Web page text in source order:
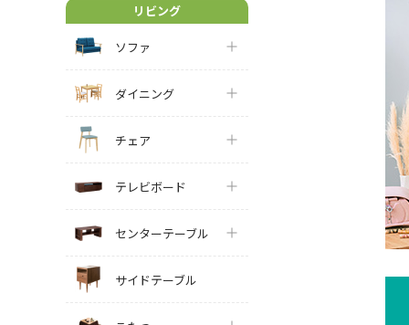
リビング
ソファ
ダイニング
チェア
テレビボード
センターテーブル
サイドテーブル